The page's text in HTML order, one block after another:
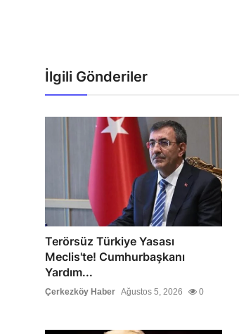
İlgili Gönderiler
Terörsüz Türkiye Yasası
Meclis'te! Cumhurbaşkanı
Yardım...
Çerkezköy Haber Ağustos 5, 2026 0